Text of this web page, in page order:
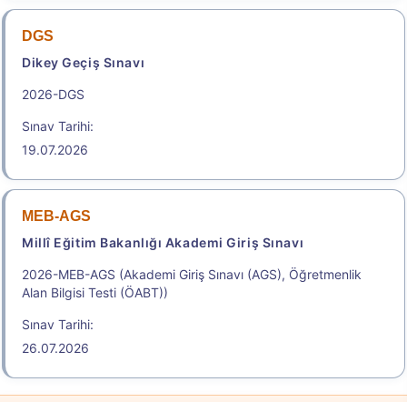
DGS
Dikey Geçiş Sınavı
2026-DGS
Sınav Tarihi:
19.07.2026
MEB-AGS
Millî Eğitim Bakanlığı Akademi Giriş Sınavı
2026-MEB-AGS (Akademi Giriş Sınavı (AGS), Öğretmenlik
Alan Bilgisi Testi (ÖABT))
Sınav Tarihi:
26.07.2026